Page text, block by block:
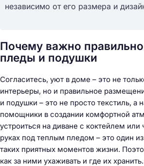
независимо от его размера и
Почему важно
пледы и подушки
Согласитесь, уют в доме – это не
интерьеры, но и правильное
и подушки – это не просто текстиль, а
помощники в создании комфортной
устроиться на диване с коктейлем или
руках под теплым пледом – это один
таких приятных моментов жизни.
как за ними ухаживать и где их хранить.